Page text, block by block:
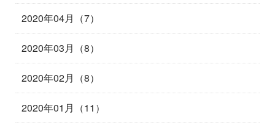
2020年04月（7）
2020年03月（8）
2020年02月（8）
2020年01月（11）